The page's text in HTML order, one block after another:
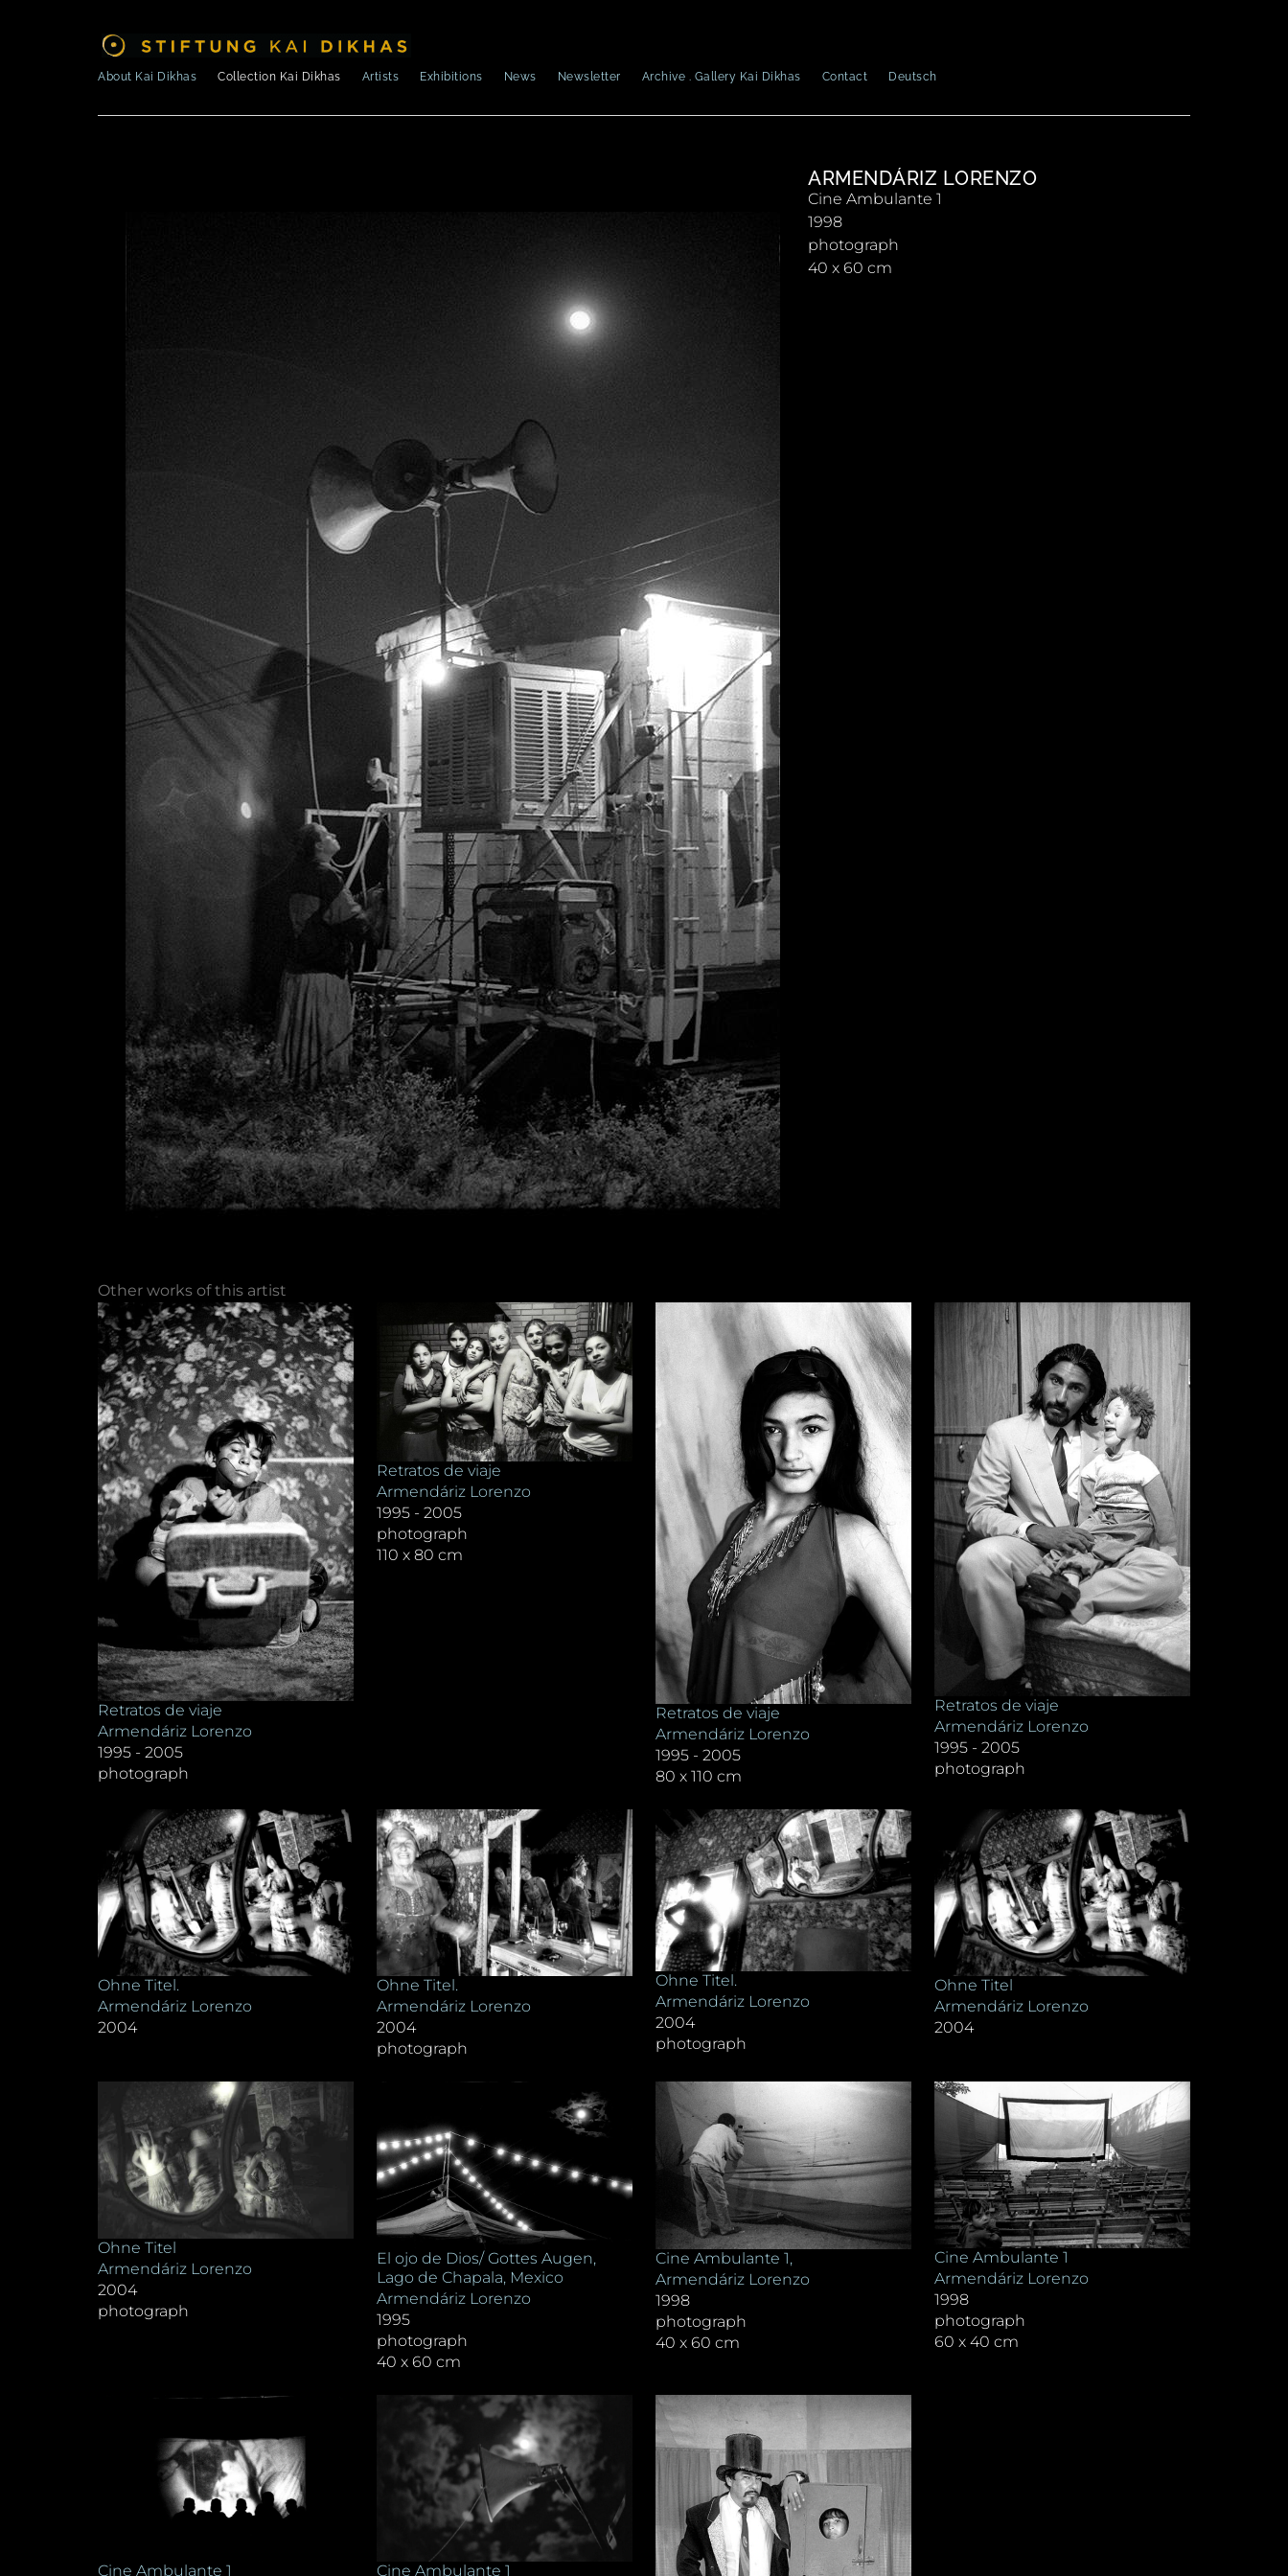
About Kai Dikhas Collection Kai Dikhas Artists Exhibitions News Newsletter Archive . Gallery Kai Dikhas Contact Deutsch
ARMENDÁRIZ LORENZO
Cine Ambulante 1
1998
photograph
40 x 60 cm
Other works of this artist
Retratos de viaje
Armendáriz Lorenzo
1995 - 2005
photograph
Retratos de viaje
Armendáriz Lorenzo
1995 - 2005
photograph
110 x 80 cm
Retratos de viaje
Armendáriz Lorenzo
1995 - 2005
80 x 110 cm
Retratos de viaje
Armendáriz Lorenzo
1995 - 2005
photograph
Ohne Titel.
Armendáriz Lorenzo
2004
Ohne Titel.
Armendáriz Lorenzo
2004
photograph
Ohne Titel.
Armendáriz Lorenzo
2004
photograph
Ohne Titel
Armendáriz Lorenzo
2004
Ohne Titel
Armendáriz Lorenzo
2004
photograph
El ojo de Dios/ Gottes Augen,
Lago de Chapala, Mexico
Armendáriz Lorenzo
1995
photograph
40 x 60 cm
Cine Ambulante 1,
Armendáriz Lorenzo
1998
photograph
40 x 60 cm
Cine Ambulante 1
Armendáriz Lorenzo
1998
photograph
60 x 40 cm
Cine Ambulante 1 Cine Ambulante 1